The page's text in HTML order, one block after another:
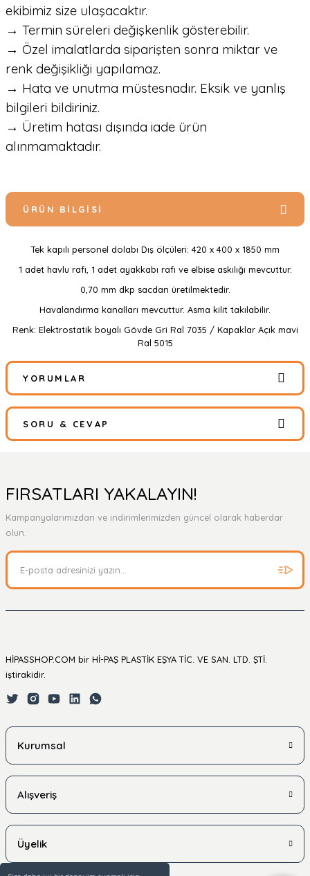
ekibimiz size ulaşacaktır.
→ Termin süreleri değişkenlik gösterebilir.
→ Özel imalatlarda siparişten sonra miktar ve
renk değişikliği yapılamaz.
→ Hata ve unutma müstesnadır. Eksik ve yanlış
bilgileri bildiriniz.
→ Üretim hatası dışında iade ürün
alınmamaktadır.
ÜRÜN BILGISI
Tek kapılı personel dolabı Dış ölçüleri: 420 x 400 x 1850 mm
1 adet havlu rafı, 1 adet ayakkabı rafı ve elbise askılığı mevcuttur.
0,70 mm dkp sacdan üretilmektedir.
Havalandırma kanalları mevcuttur. Asma kilit takılabilir.
Renk: Elektrostatik boyalı Gövde Gri Ral 7035 / Kapaklar Açık mavi
Ral 5015
YORUMLAR
Bu ürüne ilk yorumu siz yapın!
Yorum Yaz
SORU & CEVAP
Ürün hakkında henüz soru sorulmamış.
FIRSATLARI YAKALAYIN!
Kampanyalarımızdan ve indirimlerimizden güncel olarak haberdar
olun.
HİPASSHOP.COM bir Hİ-PAŞ PLASTİK EŞYA TİC. VE SAN. LTD. ŞTİ.
iştirakidir.
Kurumsal
Alışveriş
Üyelik